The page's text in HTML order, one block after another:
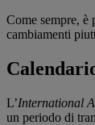
Come sempre, è
cambiamenti
L’International
un periodo di